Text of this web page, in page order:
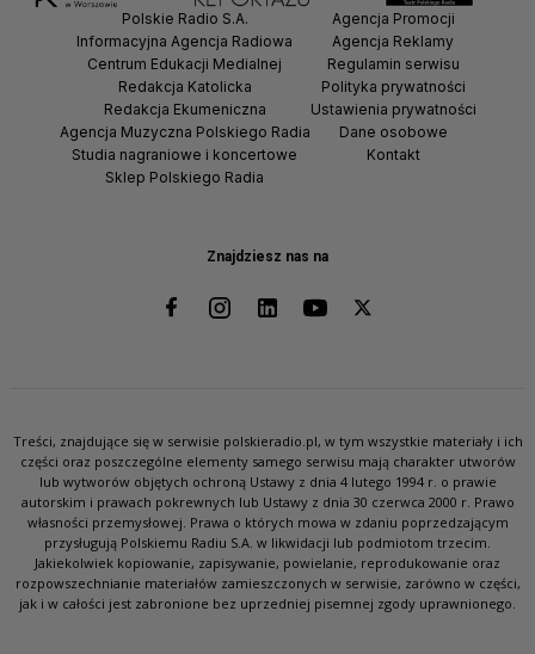
Znajdziesz nas na
Polskie Radio S.A.
Informacyjna Agencja Radiowa
Centrum Edukacji Medialnej
Redakcja Katolicka
Redakcja Ekumeniczna
Agencja Muzyczna Polskiego Radia
Studia nagraniowe i koncertowe
Sklep Polskiego Radia
Agencja Promocji
Agencja Reklamy
Regulamin serwisu
Polityka prywatności
Ustawienia prywatności
Dane osobowe
Kontakt
Treści, znajdujące się w serwisie polskieradio.pl, w tym wszystkie materiały i ich
części oraz poszczególne elementy samego serwisu mają charakter utworów
lub wytworów objętych ochroną Ustawy z dnia 4 lutego 1994 r. o prawie
autorskim i prawach pokrewnych lub Ustawy z dnia 30 czerwca 2000 r. Prawo
własności przemysłowej. Prawa o których mowa w zdaniu poprzedzającym
przysługują Polskiemu Radiu S.A. w likwidacji lub podmiotom trzecim.
Jakiekolwiek kopiowanie, zapisywanie, powielanie, reprodukowanie oraz
rozpowszechnianie materiałów zamieszczonych w serwisie, zarówno w części,
jak i w całości jest zabronione bez uprzedniej pisemnej zgody uprawnionego.